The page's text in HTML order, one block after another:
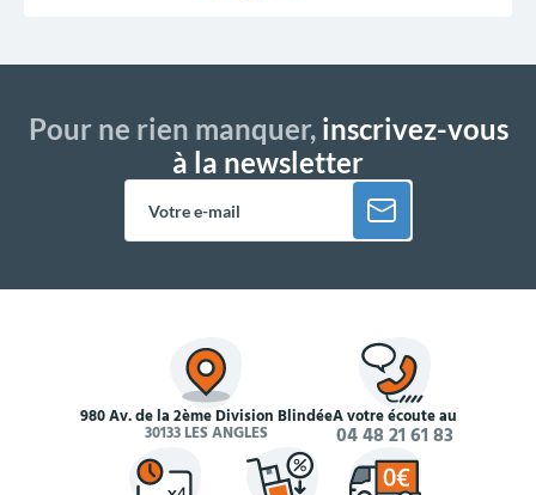
Pour ne rien manquer,inscrivez-vous
à la newsletter
980 Av. de la 2ème Division Blindée
30133 LES ANGLES
À votre écoute au
04 48 21 61 83